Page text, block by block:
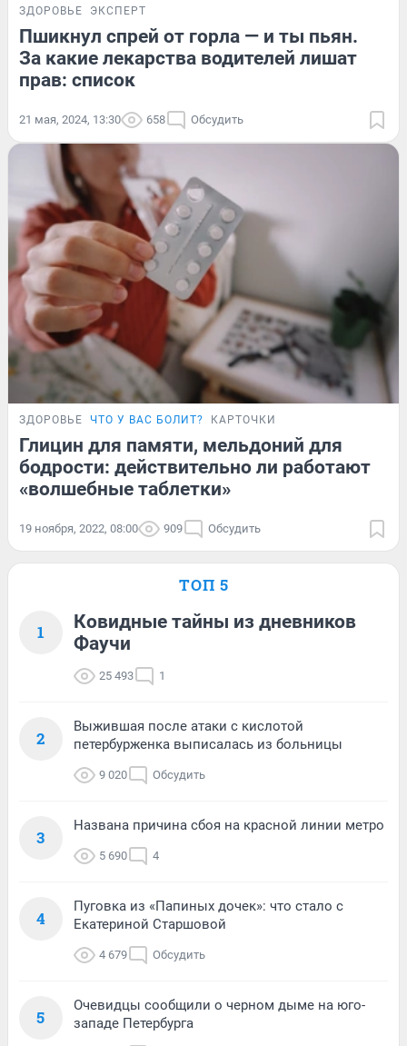
ЗДОРОВЬЕ ЭКСПЕРТ
Пшикнул спрей от горла — и ты пьян.
За какие лекарства водителей лишат
прав: список
21 мая, 2024, 13:30 658 Обсудить
ЗДОРОВЬЕ ЧТО У ВАС БОЛИТ? КАРТОЧКИ
Глицин для памяти, мельдоний для
бодрости: действительно ли работают
«волшебные таблетки»
19 ноября, 2022, 08:00 909 Обсудить
ТОП 5
1
Ковидные тайны из дневников
Фаучи
25 493 1
2
Выжившая после атаки с кислотой
петербурженка выписалась из больницы
9 020 Обсудить
3
Названа причина сбоя на красной линии метро
5 690 4
4
Пуговка из «Папиных дочек»: что стало с
Екатериной Старшовой
4 679 Обсудить
5
Очевидцы сообщили о черном дыме на юго-
западе Петербурга